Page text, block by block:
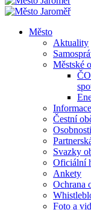
Město
Aktuality
Městské
Čestní
Svazky
Oficiální
Ankety
Ochrana
Foto a